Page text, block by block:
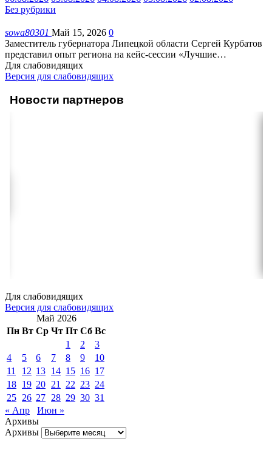
Без рубрики
sowa80301 Май 15, 2026 0
Заместитель губернатора Липецкой области Сергей Курбатов
представил опыт региона на кейс-сессии «Лучшие…
Для слабовидящих
Версия для слабовидящих
Новости партнеров
Для слабовидящих
Версия для слабовидящих
Май 2026
Пн Вт Ср Чт Пт Сб Вс
1
2
3
4
5 6 7 8 9
10
11
12 13 14 15 16 17
18 19 20 21 22 23 24
25 26 27 28 29 30 31
« Апр
Июн »
Архивы
Архивы